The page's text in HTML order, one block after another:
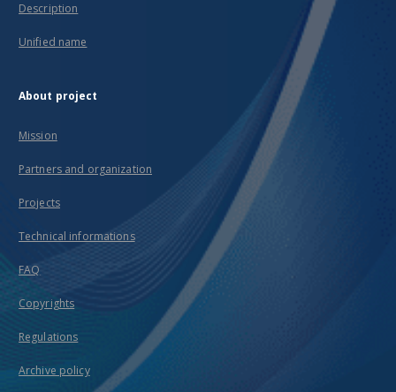
Description
Unified name
About project
Mission
Partners and organization
Projects
Technical informations
FAQ
Copyrights
Regulations
Archive policy